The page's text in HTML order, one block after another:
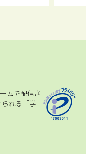
ムで配信さ
れる「学